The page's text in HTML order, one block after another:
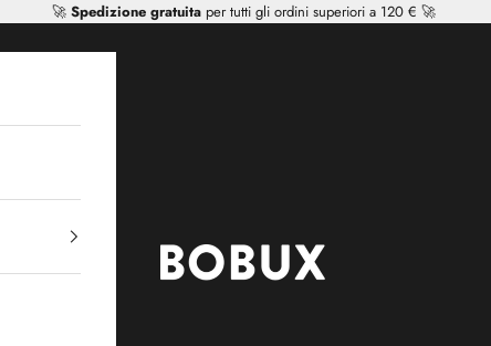
🚀 Spedizione gratuitaper tutti gli ordini superiori a 120 € 🚀
Mr Tiggle - Distributor